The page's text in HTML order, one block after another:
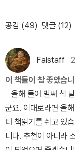
독교와 순교에 대하
무겁다. 자신을 은전
아니면 너는 네 길을
지어준다. 당연히 여
평상시 종교로 인해
로 그런 생각이었기
의 섬에 한 알의 씨앗
에 없다. 매미가 울고
우스꽝스럽다. 헤엄치
꽝스럽다.'(p.240)자
서 성직자는 어떤 선
히 열 번도 넘게 배교
상에 봉사하기 위해
련일 것이다. 일반 사
을 가야 하는 것일까.
를 뽑아내기 위해 교
탁월한 역량을 발휘
다. 그는 신자들을 마
포교를 순교차원으로
서 파견된 선교사들을
단순히 성화를 밟는
리아를 모욕하는 행
라 되돌아갈 곳을 원
우에는 일본을 네덜
지 않았지만 기운도
으로 짚고 무릎 꿇은
가 없었다. 얼마 만이
씀만 하소서>, p134/
겟세마니에서 피땀이
다. 이러한 간절함에
은 길이라고 말할 수
있었어. 하지만 기도
람들의 귀 뒤에는 작
가 조금씩 흘러 나오
(敎父) 요한 크리
저서에서 밝힌다. 그
가 나의 공의마저 깨
하려느냐? (욥 40 : 6
것이 아니라 네가 의
나, 당신께서 승인하
고자 하는 것 같습니
몄다고 생각하지 마
고 하지 않고, 그가 실
'네가 의롭게 보이도
지로가 말하고 싶었
것은 바로 하나님의
6 저는 그때까지 침묵
두 관리들에게 습격
오르고 있었던 것입
도 모릅니다. 배교한
터 듣고 있었습니다.
위해 지금까지의 동
끌어넣으려고 합니
쿠(遠藤周作,
공감 (49) 댓글 (12)
Falstaff
이 책들이 참 좋았습
올해 들어 벌써 석
군요. 이대로라면 올
터 책읽기를 쉬고 있
니다. 추천이 아니라